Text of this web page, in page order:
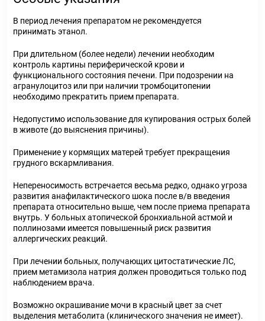
В период лечения препаратом не рекомендуется
принимать этанол.
При длительном (более недели) лечении необходим
контроль картины периферической крови и
функционального состояния печени. При подозрении на
агранулоцитоз или при наличии тромбоцитопении
необходимо прекратить прием препарата.
Недопустимо использование для купирования острых болей
в животе (до выяснения причины).
Применение у кормящих матерей требует прекращения
грудного вскармливания.
Непереносимость встречается весьма редко, однако угроза
развития анафилактического шока после в/в введения
препарата относительно выше, чем после приема препарата
внутрь. У больных атопической бронхиальной астмой и
поллинозами имеется повышенный риск развития
аллергических реакций.
При лечении больных, получающих цитостатические ЛС,
прием метамизола натрия должен проводиться только под
наблюдением врача.
Возможно окрашивание мочи в красный цвет за счет
выделения метаболита (клинического значения не имеет).